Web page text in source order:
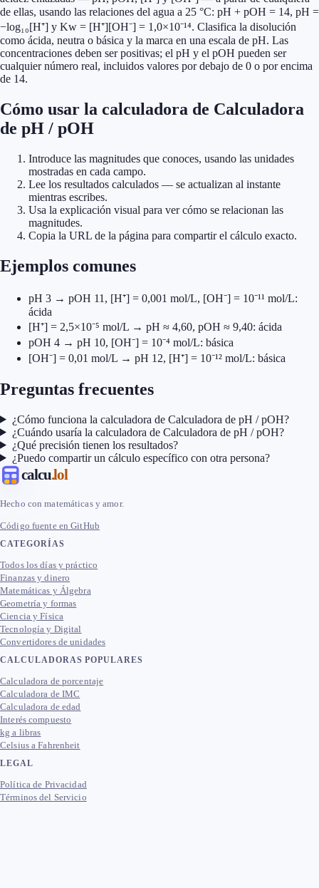
de ellas, usando las relaciones del agua a 25 °C: pH + pOH = 14, pH =
−log₁₀[H⁺] y Kw = [H⁺][OH⁻] = 1,0×10⁻¹⁴. Clasifica la disolución
como ácida, neutra o básica y la marca en una escala de pH. Las
concentraciones deben ser positivas; el pH y el pOH pueden ser
cualquier número real, incluidos valores por debajo de 0 o por encima
de 14.
Cómo usar la calculadora de Calculadora
de pH / pOH
Introduce las magnitudes que conoces, usando las unidades
mostradas en cada campo.
Lee los resultados calculados — se actualizan al instante
mientras escribes.
Usa la explicación visual para ver cómo se relacionan las
magnitudes.
Copia la URL de la página para compartir el cálculo exacto.
Ejemplos comunes
pH 3 → pOH 11, [H⁺] = 0,001 mol/L, [OH⁻] = 10⁻¹¹ mol/L:
ácida
[H⁺] = 2,5×10⁻⁵ mol/L → pH ≈ 4,60, pOH ≈ 9,40: ácida
pOH 4 → pH 10, [OH⁻] = 10⁻⁴ mol/L: básica
[OH⁻] = 0,01 mol/L → pH 12, [H⁺] = 10⁻¹² mol/L: básica
Preguntas frecuentes
¿Cómo funciona la calculadora de Calculadora de pH / pOH?
¿Cuándo usaría la calculadora de Calculadora de pH / pOH?
¿Qué precisión tienen los resultados?
¿Puedo compartir un cálculo específico con otra persona?
calcu.lol
Hecho con matemáticas y amor.
Código fuente en GitHub
CATEGORÍAS
Todos los días y práctico
Finanzas y dinero
Matemáticas y Álgebra
Geometría y formas
Ciencia y Física
Tecnología y Digital
Convertidores de unidades
CALCULADORAS POPULARES
Calculadora de porcentaje
Calculadora de IMC
Calculadora de edad
Interés compuesto
kg a libras
Celsius a Fahrenheit
LEGAL
Política de Privacidad
Términos del Servicio